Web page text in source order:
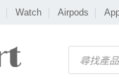
Watch Airpods
Products
search